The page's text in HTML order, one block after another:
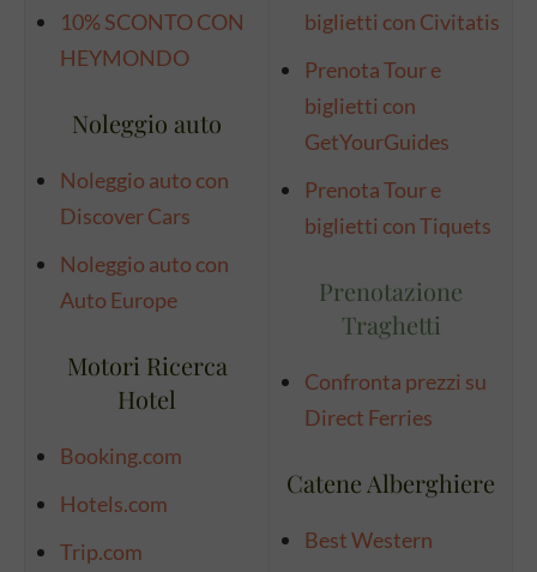
10% SCONTO CON
HEYMONDO
Noleggio auto
Noleggio auto con
Discover Cars
Noleggio auto con
Auto Europe
Motori Ricerca
Hotel
Booking.com
Hotels.com
Trip.com
biglietti con Civitatis
Prenota Tour e
biglietti con
GetYourGuides
Prenota Tour e
biglietti con Tiquets
Prenotazione
Traghetti
Confronta prezzi su
Direct Ferries
Catene Alberghiere
Best Western